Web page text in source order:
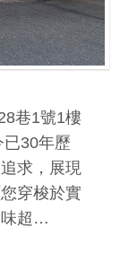
巷1號1樓
30年歷
求，展現
穿梭於實
味超…